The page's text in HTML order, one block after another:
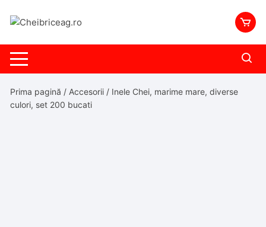
Prima pagină / Accesorii / Inele Chei, marime mare, diverse
culori, set 200 bucati